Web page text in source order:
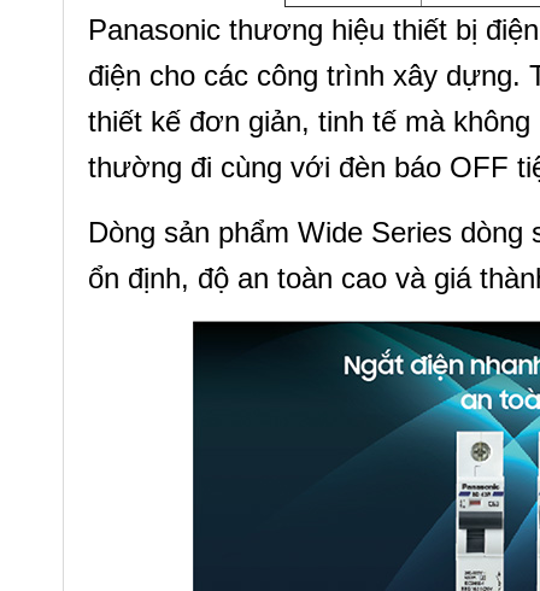
Panasonic thương hiệu thiết bị
điện cho các công trình xây dựng.
thiết kế đơn giản, tinh tế mà
thường đi cùng với đèn báo OFF
Dòng sản phẩm Wide Series
ổn định, độ an toàn cao và giá